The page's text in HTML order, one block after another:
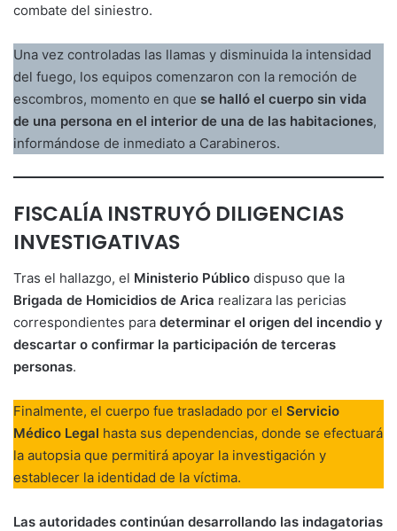
combate del siniestro.
Una vez controladas las llamas y disminuida la intensidad
del fuego, los equipos comenzaron con la remoción de
escombros, momento en que se halló el cuerpo sin vida
de una persona en el interior de una de las habitaciones,
informándose de inmediato a Carabineros.
FISCALÍA INSTRUYÓ DILIGENCIAS
INVESTIGATIVAS
Tras el hallazgo, el Ministerio Público dispuso que la
Brigada de Homicidios de Arica realizara las pericias
correspondientes para determinar el origen del incendio y
descartar o confirmar la participación de terceras
personas.
Finalmente, el cuerpo fue trasladado por el Servicio
Médico Legal hasta sus dependencias, donde se efectuará
la autopsia que permitirá apoyar la investigación y
establecer la identidad de la víctima.
Las autoridades continúan desarrollando las indagatorias